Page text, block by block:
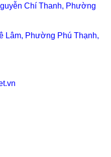
Chí Thanh, Phường
Lâm, Phường Phú Thạnh,